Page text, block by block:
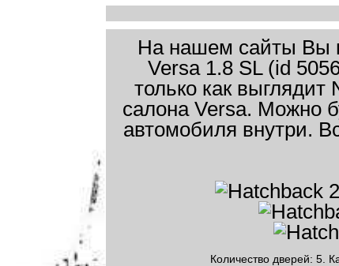
На нашем сайты Вы
Versa 1.8 SL (id
только как
салона Versa. Можно
автомобиля внутри.
Количество дверей: 5.